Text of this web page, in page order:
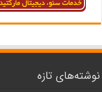
نوشته‌های تازه